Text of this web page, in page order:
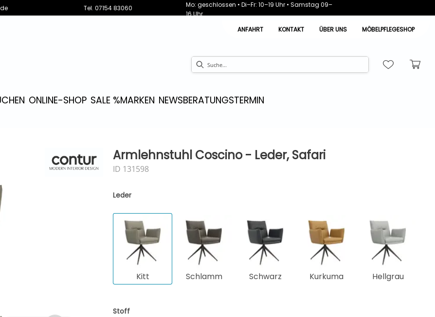
Tel. 07154 83060
Mo: geschlossen • Di–Fr: 10–19 Uhr • Samstag 09–
16 Uhr
ANFAHRT
KONTAKT ÜBER UNS MÖBELPFLEGESHOP
ONLINE-SHOP SALE %MARKEN NEWSBERATUNGSTERMIN
Armlehnstuhl Coscino - Leder, Safari
ID 131598
Leder
Kitt Schlamm Schwarz Kurkuma Hellgrau
Stoff